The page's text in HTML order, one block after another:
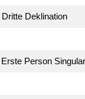
Deklination
Person Singular